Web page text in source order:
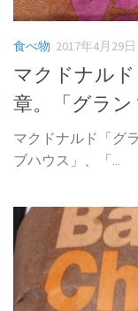
食べ物 2017年4月29日
マクドナル
章。「グラ
マクドナルド「グ
ブハウス」、「...